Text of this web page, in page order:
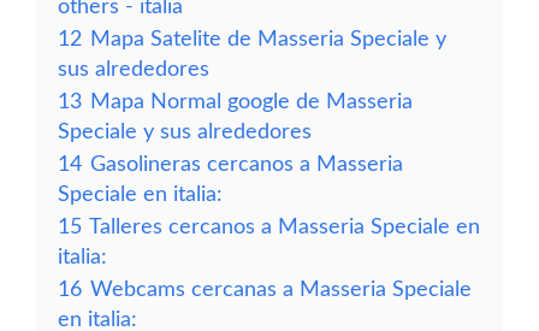
others - italia
12 Mapa Satelite de Masseria Speciale y
sus alrededores
13 Mapa Normal google de Masseria
Speciale y sus alrededores
14 Gasolineras cercanos a Masseria
Speciale en italia:
15 Talleres cercanos a Masseria Speciale en
italia:
16 Webcams cercanas a Masseria Speciale
en italia: